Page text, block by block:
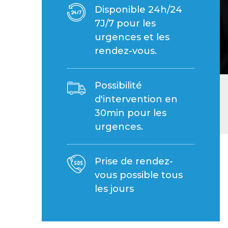
Disponible 24h/24
7J/7 pour les
urgences et les
rendez-vous.
Possibilité
d'intervention en
30min pour les
urgences.
Prise de rendez-
vous possible tous
les jours